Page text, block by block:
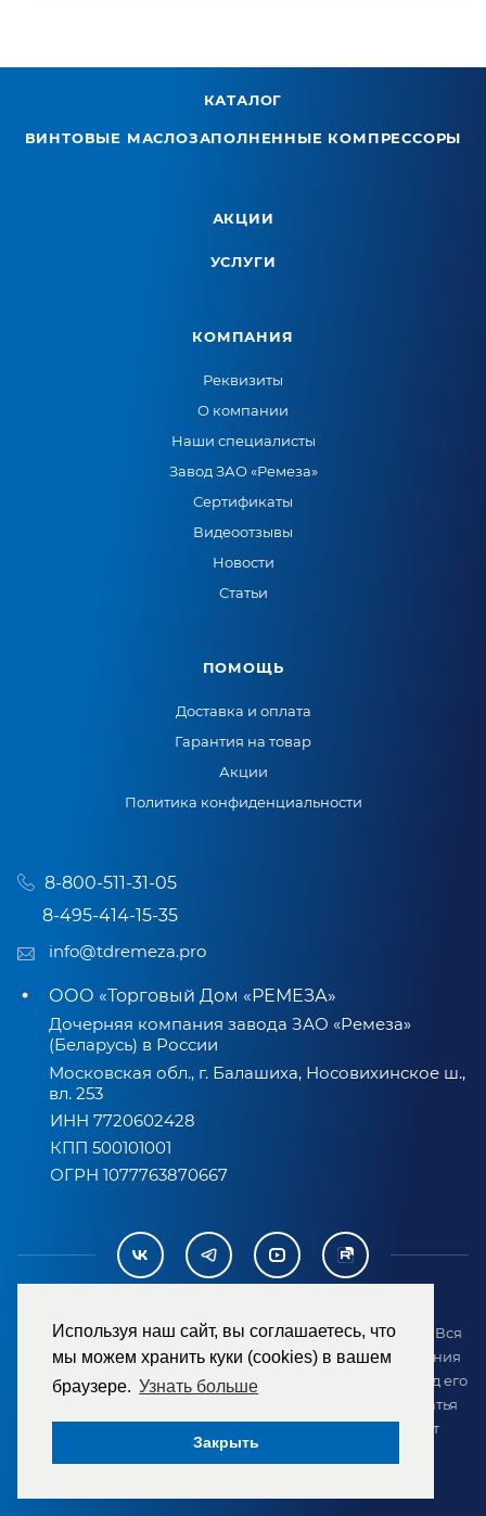
Используя наш сайт, вы соглашаетесь, что
мы можем хранить куки (cookies) в вашем
браузере. Узнать больше
Закрыть
КАТАЛОГ
ВИНТОВЫЕ МАСЛОЗАПОЛНЕННЫЕ КОМПРЕССОРЫ
АКЦИИ
УСЛУГИ
КОМПАНИЯ
Реквизиты
О компании
Наши специалисты
Завод ЗАО «Ремеза»
Сертификаты
Видеоотзывы
Новости
Статьи
ПОМОЩЬ
Доставка и оплата
Гарантия на товар
Акции
Политика конфиденциальности
8-800-511-31-05
8-495-414-15-35
info@tdremeza.pro
ООО «Торговый Дом «РЕМЕЗА»
Дочерняя компания завода ЗАО «Ремеза»
(Беларусь) в России
Московская обл., г. Балашиха, Носовихинское ш.,
вл. 253
ИНН 7720602428
КПП 500101001
ОГРН 1077763870667
2007-2026 © ООО «ТД «РЕМЕЗА». Все права защищены. Вся
информация на сайте размещена в целях предоставления
возможности покупателю ознакомиться с товаром перед его
приобретением и не является публичной офертой (статья
437 ГК РФ). Внешний вид товара может отличаться от
представленного на сайте.